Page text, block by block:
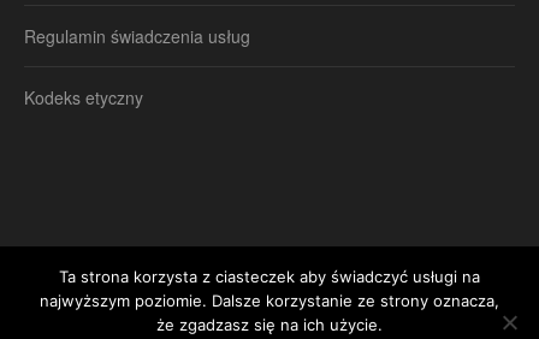
Regulamin świadczenia usług
Kodeks etyczny
Ta strona korzysta z ciasteczek aby świadczyć usługi na
najwyższym poziomie. Dalsze korzystanie ze strony oznacza,
że zgadzasz się na ich użycie.